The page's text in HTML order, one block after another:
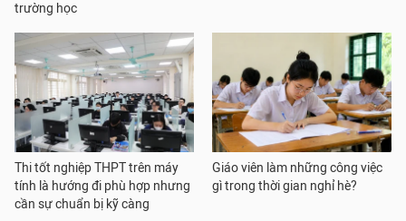
trường học
Thi tốt nghiệp THPT trên máy
tính là hướng đi phù hợp nhưng
cần sự chuẩn bị kỹ càng
Giáo viên làm những công việc
gì trong thời gian nghỉ hè?